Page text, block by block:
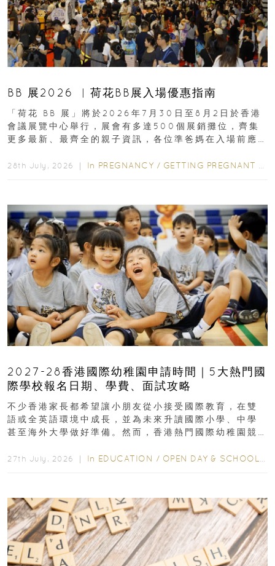
BB 展2026 ︳荷花BB展入場優惠指南
「荷花 BB 展」將於2026年7月30日至8月2日於香港
會議展覽中心舉行，展會有多達500個展銷攤位，齊集
更多最新、最齊全的親子資訊，各位準爸媽在入場前應
28th July, 2026 ｜ In PREGNANCY / GETTING PREGNANT
2027-28香港國際幼稚園申請時間｜5大熱門國
際學校報名日期、學費、面試攻略
不少香港家長都希望讓小朋友從小接受國際教育，在雙
語或全英語環境中成長，並為未來升讀國際小學、中學
甚至海外大學做好準備。然而，香港熱門國際幼稚園競
27th July, 2026 ｜ In EDUCATION / OPEN DAY & SCHOOL EVENTS